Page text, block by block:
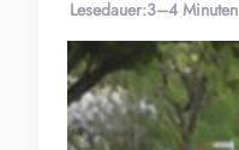
Lesedauer:3–4 Minuten